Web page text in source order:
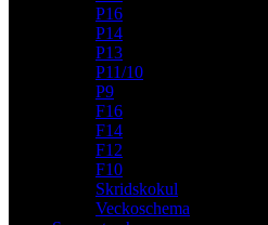
P16
P14
P13
P11/10
P9
F16
F14
F12
F10
Skridskokul
Veckoschema